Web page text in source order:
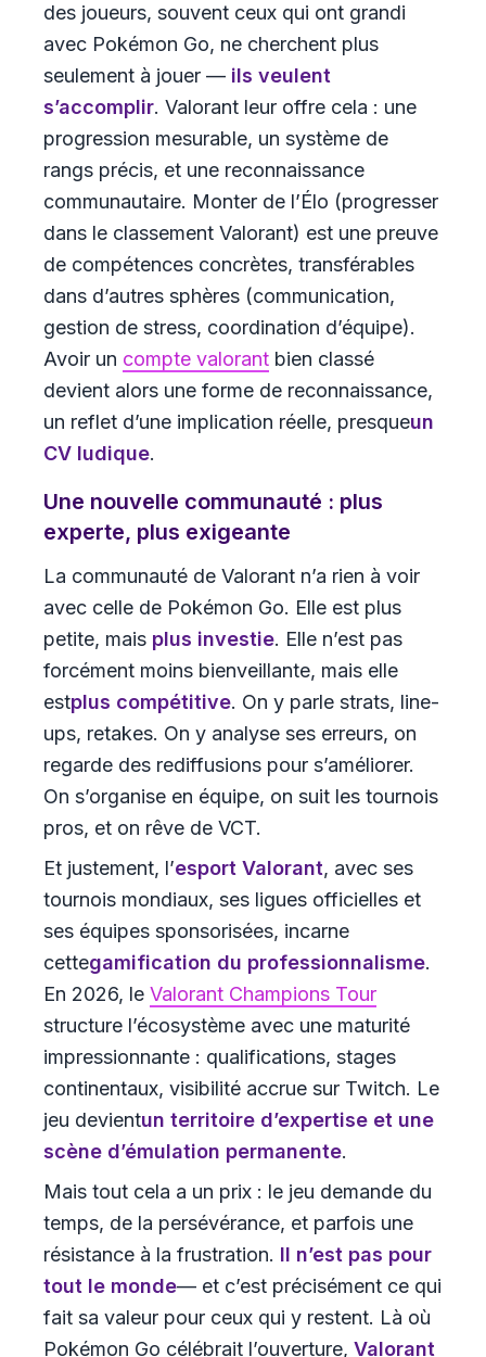
des joueurs, souvent ceux qui ont grandi
avec Pokémon Go, ne cherchent plus
seulement à jouer — ils veulent
s’accomplir. Valorant leur offre cela : une
progression mesurable, un système de
rangs précis, et une reconnaissance
communautaire. Monter de l’Élo (progresser
dans le classement Valorant) est une preuve
de compétences concrètes, transférables
dans d’autres sphères (communication,
gestion de stress, coordination d’équipe).
Avoir un compte valorant bien classé
devient alors une forme de reconnaissance,
un reflet d’une implication réelle, presqueun
CV ludique.
Une nouvelle communauté : plus
experte, plus exigeante
La communauté de Valorant n’a rien à voir
avec celle de Pokémon Go. Elle est plus
petite, mais plus investie. Elle n’est pas
forcément moins bienveillante, mais elle
estplus compétitive. On y parle strats, line-
ups, retakes. On y analyse ses erreurs, on
regarde des rediffusions pour s’améliorer.
On s’organise en équipe, on suit les tournois
pros, et on rêve de VCT.
Et justement, l’esport Valorant, avec ses
tournois mondiaux, ses ligues officielles et
ses équipes sponsorisées, incarne
cettegamification du professionnalisme.
En 2026, le Valorant Champions Tour
structure l’écosystème avec une maturité
impressionnante : qualifications, stages
continentaux, visibilité accrue sur Twitch. Le
jeu devientun territoire d’expertise et une
scène d’émulation permanente.
Mais tout cela a un prix : le jeu demande du
temps, de la persévérance, et parfois une
résistance à la frustration. Il n’est pas pour
tout le monde— et c’est précisément ce qui
fait sa valeur pour ceux qui y restent. Là où
Pokémon Go célébrait l’ouverture, Valorant